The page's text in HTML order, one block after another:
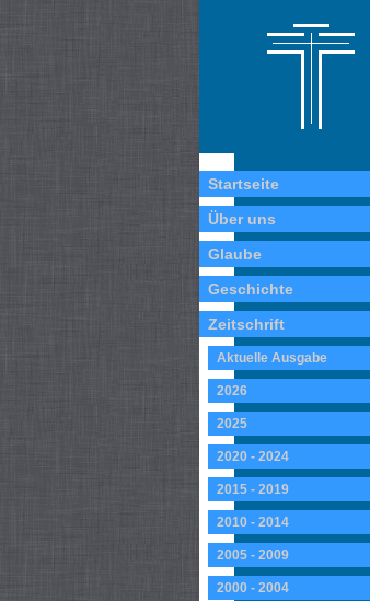
Startseite
Über uns
Glaube
Geschichte
Zeitschrift
Aktuelle Ausgabe
2026
2025
2020 - 2024
2015 - 2019
2010 - 2014
2005 - 2009
2000 - 2004